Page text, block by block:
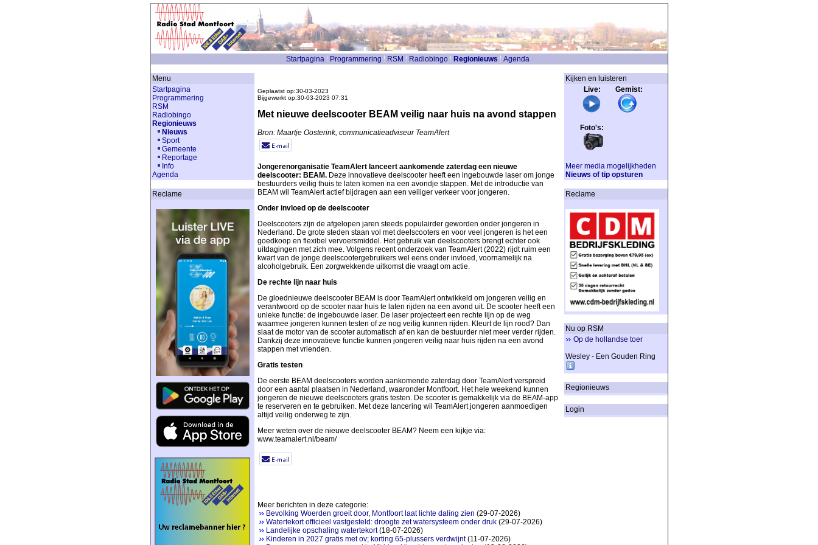
Startpagina Programmering RSM Radiobingo Regionieuws Agenda
Menu
Startpagina
Programmering
RSM
Radiobingo
Regionieuws
Nieuws
Sport
Gemeente
Reportage
Info
Agenda
Reclame
Geplaatst op:30-03-2023
Bijgewerkt op:30-03-2023 07:31
Met nieuwe deelscooter BEAM veilig naar huis na avond stappen
Bron: Maartje Oosterink, communicatieadviseur TeamAlert
Jongerenorganisatie TeamAlert lanceert aankomende zaterdag een nieuwe
deelscooter: BEAM.Deze innovatieve deelscooter heeft een ingebouwde laser om jonge
bestuurders veilig thuis te laten komen na een avondje stappen. Met de introductie van
BEAM wil TeamAlert actief bijdragen aan een veiliger verkeer voor jongeren.
Onder invloed op de deelscooter
Deelscooters zijn de afgelopen jaren steeds populairder geworden onder jongeren in
Nederland. De grote steden staan vol met deelscooters en voor veel jongeren is het een
goedkoop en flexibel vervoersmiddel. Het gebruik van deelscooters brengt echter ook
uitdagingen met zich mee. Volgens recent onderzoek van TeamAlert (2022) rijdt ruim een
kwart van de jonge deelscootergebruikers wel eens onder invloed, voornamelijk na
alcoholgebruik. Een zorgwekkende uitkomst die vraagt om actie.
De rechte lijn naar huis
De gloednieuwe deelscooter BEAM is door TeamAlert ontwikkeld om jongeren veilig en
verantwoord op de scooter naar huis te laten rijden na een avond uit. De scooter heeft een
unieke functie: de ingebouwde laser. De laser projecteert een rechte lijn op de weg
waarmee jongeren kunnen testen of ze nog veilig kunnen rijden. Kleurt de lijn rood? Dan
slaat de motor van de scooter automatisch af en kan de bestuurder niet meer verder rijden.
Dankzij deze innovatieve functie kunnen jongeren veilig naar huis rijden na een avond
stappen met vrienden.
Gratis testen
De eerste BEAM deelscooters worden aankomende zaterdag door TeamAlert verspreid
door een aantal plaatsen in Nederland, waaronder Montfoort. Het hele weekend kunnen
jongeren de nieuwe deelscooters gratis testen. De scooter is gemakkelijk via de BEAM-app
te reserveren en te gebruiken. Met deze lancering wil TeamAlert jongeren aanmoedigen
altijd veilig onderweg te zijn.
Meer weten over de nieuwe deelscooter BEAM? Neem een kijkje via:
www.teamalert.nl/beam/
Meer berichten in deze categorie:
Bevolking Woerden groeit door, Montfoort laat lichte daling zien (29-07-2026)
Watertekort officieel vastgesteld: droogte zet watersysteem onder druk(29-07-2026)
Landelijke opschaling watertekort(18-07-2026)
Kinderen in 2027 gratis met ov; korting 65-plussers verdwijnt(11-07-2026)
Kijken en luisteren
Live: Gemist:
Foto's:
Meer media mogelijkheden
Nieuws of tip opsturen
Reclame
Nu op RSM
Op de hollandse toer
Wesley - Een Gouden Ring
Regionieuws
Login